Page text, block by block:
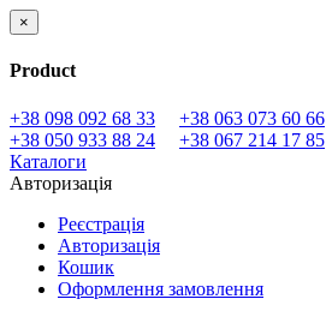
×
Product
+38 098 092 68 33
+38 063 073 60 66
+38 050 933 88 24
+38 067 214 17 85
Каталоги
Авторизація
Реєстрація
Авторизація
Кошик
Оформлення замовлення